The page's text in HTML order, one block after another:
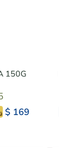
150G
$ 169